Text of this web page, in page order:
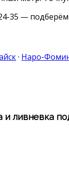
35 —
· Наро-
и ливневка